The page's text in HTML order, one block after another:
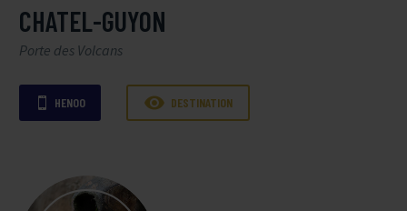
CHATEL-GUYON
Porte des Volcans
 HENOO  DESTINATION